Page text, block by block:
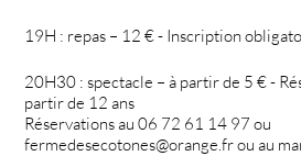
19H : repas – 12 € - Inscription
20H30 : spectacle – à partir de 5 € -
partir de 12 ans
Réservations au 06 72 61 14 97 ou
fermedesecotones@orange.fr ou au